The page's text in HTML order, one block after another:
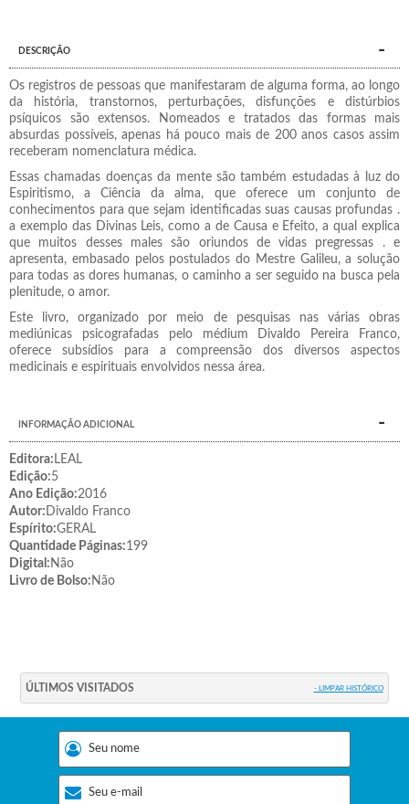
DESCRIÇÃO
Os registros de pessoas que manifestaram de alguma forma, ao longo
da história, transtornos, perturbações, disfunções e distúrbios
psíquicos são extensos. Nomeados e tratados das formas mais
absurdas possíveis, apenas há pouco mais de 200 anos casos assim
receberam nomenclatura médica.
Essas chamadas doenças da mente são também estudadas à luz do
Espiritismo, a Ciência da alma, que oferece um conjunto de
conhecimentos para que sejam identificadas suas causas profundas .
a exemplo das Divinas Leis, como a de Causa e Efeito, a qual explica
que muitos desses males são oriundos de vidas pregressas . e
apresenta, embasado pelos postulados do Mestre Galileu, a solução
para todas as dores humanas, o caminho a ser seguido na busca pela
plenitude, o amor.
Este livro, organizado por meio de pesquisas nas várias obras
mediúnicas psicografadas pelo médium Divaldo Pereira Franco,
oferece subsídios para a compreensão dos diversos aspectos
medicinais e espirituais envolvidos nessa área.
INFORMAÇÃO ADICIONAL
Editora: LEAL
Edição:5
Ano Edição:2016
Autor: Divaldo Franco
Espírito:GERAL
Quantidade Páginas:199
Digital: Não
Livro de Bolso: Não
ÚLTIMOS VISITADOS - LIMPAR HISTÓRICO